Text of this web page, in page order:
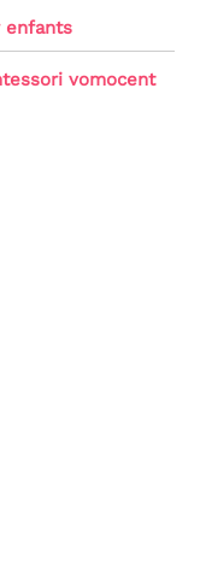
enfants
vomocent